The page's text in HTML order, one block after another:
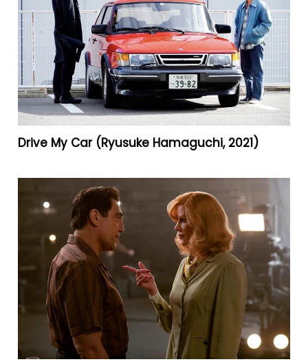
Drive My Car (Ryusuke Hamaguchi, 2021)